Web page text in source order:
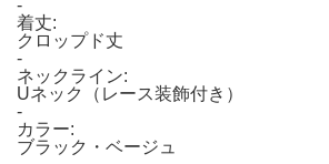
-
着丈:
クロップド丈
-
ネックライン:
Uネック（レース装飾付き）
-
カラー:
ブラック・ベージュ